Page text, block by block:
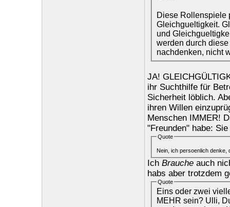
Diese Rollenspiele
Gleichgueltigkeit.
und
werden durch
nachdenken, nicht
JA!
ihr Suchthilfe für
Sicherheit löblich.
ihren Willen
Menschen IMMER!
"Freunden" habe:
Quote
Nein, ich persoenlich denke,
Ich Braucheauch
habs aber trotzdem
Quote
Eins oder zwei
MEHR sein? Ulli,